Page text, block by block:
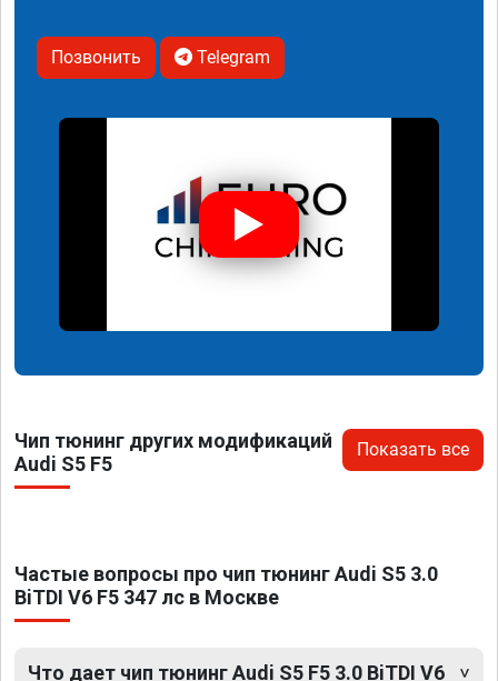
Позвонить Telegram
Чип тюнинг других модификаций
Audi S5 F5
Показать все
Частые вопросы про чип тюнинг Audi S5 3.0
BiTDI V6 F5 347 лс в Москве
Что дает чип тюнинг Audi S5 F5 3.0 BiTDI V6